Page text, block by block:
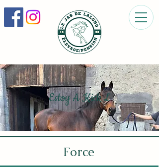
Estoy A Kick L
Force